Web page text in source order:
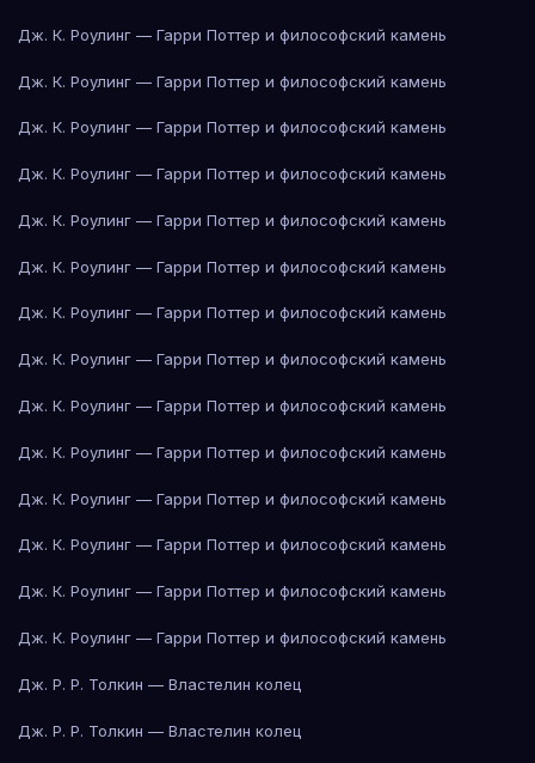
Дж. К. Роулинг — Гарри Поттер и философский камень
Дж. К. Роулинг — Гарри Поттер и философский камень
Дж. К. Роулинг — Гарри Поттер и философский камень
Дж. К. Роулинг — Гарри Поттер и философский камень
Дж. К. Роулинг — Гарри Поттер и философский камень
Дж. К. Роулинг — Гарри Поттер и философский камень
Дж. К. Роулинг — Гарри Поттер и философский камень
Дж. К. Роулинг — Гарри Поттер и философский камень
Дж. К. Роулинг — Гарри Поттер и философский камень
Дж. К. Роулинг — Гарри Поттер и философский камень
Дж. К. Роулинг — Гарри Поттер и философский камень
Дж. К. Роулинг — Гарри Поттер и философский камень
Дж. К. Роулинг — Гарри Поттер и философский камень
Дж. К. Роулинг — Гарри Поттер и философский камень
Дж. Р. Р. Толкин — Властелин колец
Дж. Р. Р. Толкин — Властелин колец